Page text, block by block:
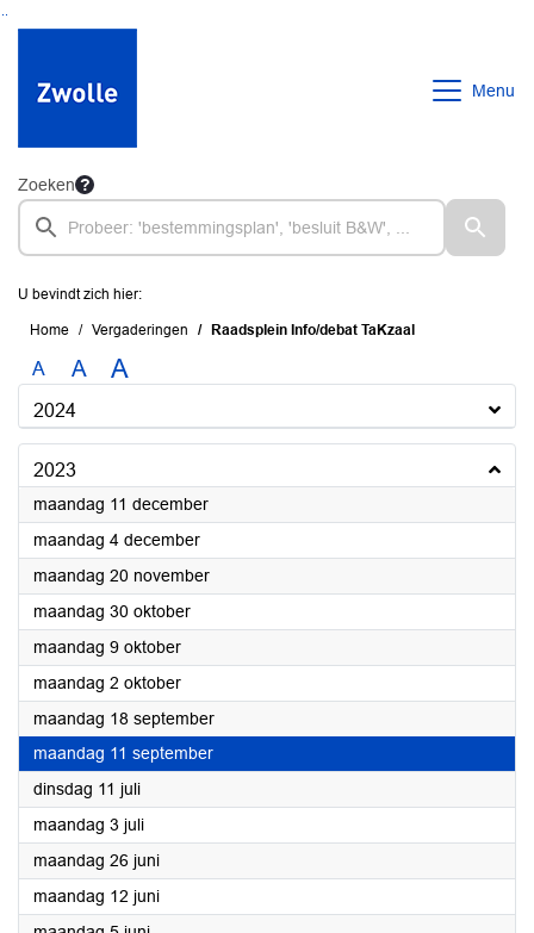
Ga naar de inhoud van deze pagina
Ga naar het zoeken
Ga naar het menu
Menu
Zoeken
U bevindt zich hier:
Home Vergaderingen Raadsplein Info/debat TaKzaal
A A A
2024
2023
maandag 11 december2023
maandag 4 december2023
maandag 20 november2023
maandag 30 oktober2023
maandag 9 oktober2023
maandag 2 oktober2023
maandag 18 september2023
maandag 11 september2023
dinsdag 11 juli2023
maandag 3 juli2023
maandag 26 juni2023
maandag 12 juni2023